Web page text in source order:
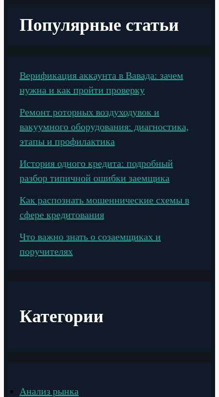
Популярные статьи
Верификация аккаунта в Вавада: зачем
нужна и как пройти проверку
Ремонт роторных воздуходувок и
вакуумного оборудования: диагностика,
этапы и профилактика
История одного кредита: подробный
разбор типичной ошибки заемщика
Как распознать мошеннические схемы в
сфере кредитования
Что важно знать о созаемщиках и
поручителях
Категории
Анализ рынка